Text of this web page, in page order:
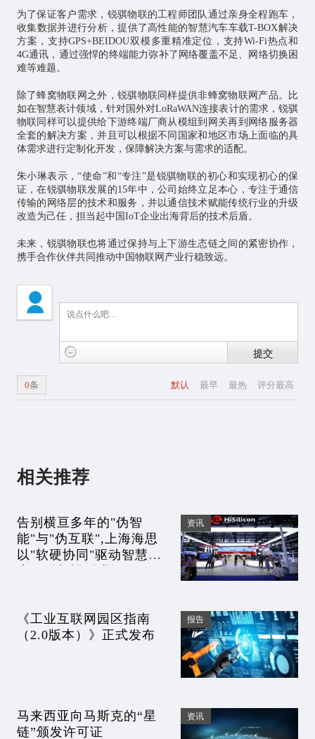
为了保证客户需求，锐骐物联的工程师团队通过亲身全程跑车，
收集数据并进行分析，提供了高性能的智慧汽车车载T-BOX解决
方案，支持GPS+BEIDOU双模多重精准定位，支持Wi-Fi热点和
4G通讯，通过强悍的终端能力弥补了网络覆盖不足、网络切换困
难等难题。
除了蜂窝物联网之外，锐骐物联同样提供非蜂窝物联网产品。比
如在智慧表计领域，针对国外对LoRaWAN连接表计的需求，锐骐
物联同样可以提供给下游终端厂商从模组到网关再到网络服务器
全套的解决方案，并且可以根据不同国家和地区市场上面临的具
体需求进行定制化开发，保障解决方案与需求的适配。
朱小琳表示，“使命”和“专注”是锐骐物联的初心和实现初心的保
证，在锐骐物联发展的15年中，公司始终立足本心，专注于通信
传输的网络层的技术和服务，并以通信技术赋能传统行业的升级
改造为己任，担当起中国IoT企业出海背后的技术后盾。
未来，锐骐物联也将通过保持与上下游生态链之间的紧密协作，
携手合作伙伴共同推动中国物联网产业行稳致远。
提交
默认 最早 最热 评分最高
0条
相关推荐
告别横亘多年的"伪智
能"与"伪互联",上海海思
以"软硬协同"驱动智慧家
资讯
《工业互联网园区指南
（2.0版本）》正式发布
报告
马来西亚向马斯克的“星
链”颁发许可证
资讯